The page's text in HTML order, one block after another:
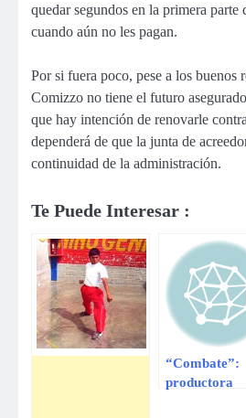
quedar segundos en la primera parte
cuando aún no les pagan.
Por si fuera poco, pese a los buenos
Comizzo no tiene el futuro
que hay intención de renovarle
dependerá de que la junta de
continuidad de la administración.
Te Puede Interesar :
“Combate”:
productora